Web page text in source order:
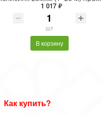
1 017 ₽
шт
В корзину
Как купить?